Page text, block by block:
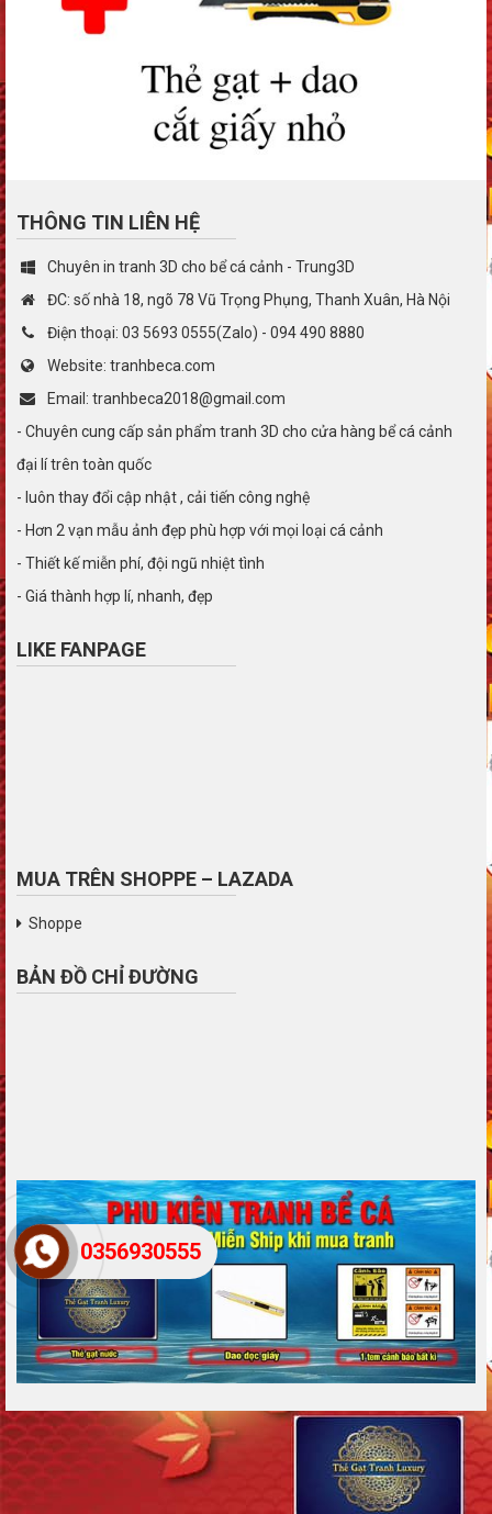
THÔNG TIN LIÊN HỆ
Chuyên in tranh 3D cho bể cá cảnh - Trung3D
ĐC: số nhà 18, ngõ 78 Vũ Trọng Phụng, Thanh Xuân, Hà Nội
Điện thoại: 03 5693 0555(Zalo) - 094 490 8880
Website: tranhbeca.com
Email: tranhbeca2018@gmail.com
- Chuyên cung cấp sản phẩm tranh 3D cho cửa hàng bể cá cảnh
đại lí trên toàn quốc
- luôn thay đổi cập nhật , cải tiến công nghệ
- Hơn 2 vạn mẫu ảnh đẹp phù hợp với mọi loại cá cảnh
- Thiết kế miễn phí, đội ngũ nhiệt tình
- Giá thành hợp lí, nhanh, đẹp
LIKE FANPAGE
MUA TRÊN SHOPPE – LAZADA
Shoppe
BẢN ĐỒ CHỈ ĐƯỜNG
0356930555